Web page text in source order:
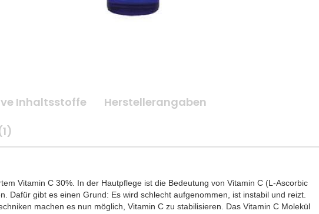
Inhaltsstoffe
Herstellerangaben
Vitamin C 30%. In der Hautpflege ist die Bedeutung von Vitamin C (L-Ascorbic
Dafür gibt es einen Grund: Es wird schlecht aufgenommen, ist instabil und reizt.
machen es nun möglich, Vitamin C zu stabilisieren. Das Vitamin C Molekül